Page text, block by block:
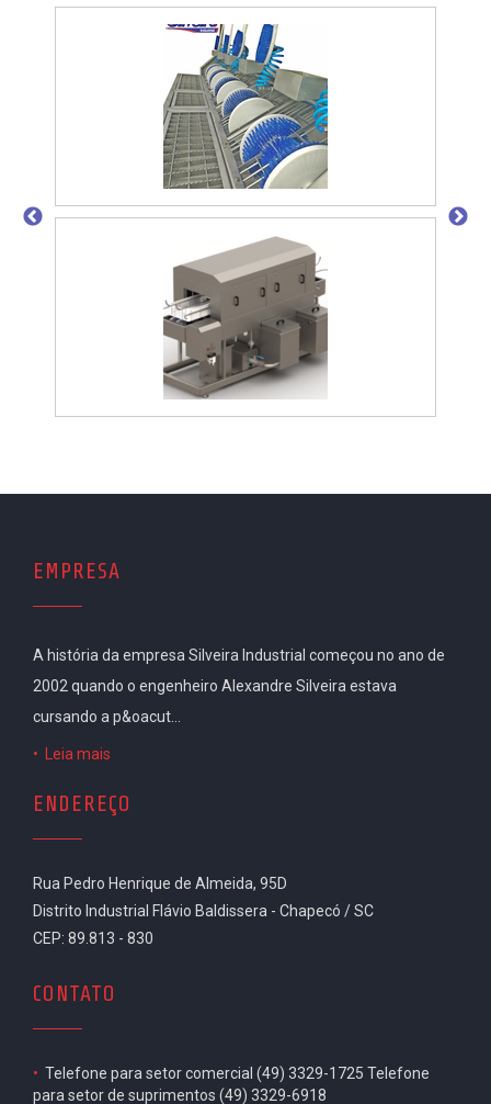
EMPRESA
A história da empresa Silveira Industrial começou no ano de
2002 quando o engenheiro Alexandre Silveira estava
cursando a p&oacut...
• Leia mais
ENDEREÇO
Rua Pedro Henrique de Almeida, 95D
Distrito Industrial Flávio Baldissera - Chapecó / SC
CEP: 89.813 - 830
CONTATO
• Telefone para setor comercial (49) 3329-1725 Telefone
para setor de suprimentos (49) 3329-6918